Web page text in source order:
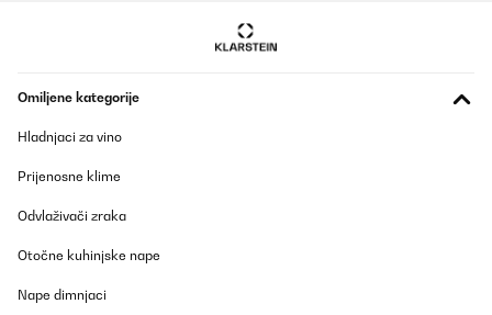
Omiljene kategorije
Hladnjaci za vino
Prijenosne klime
Odvlaživači zraka
Otočne kuhinjske nape
Nape dimnjaci